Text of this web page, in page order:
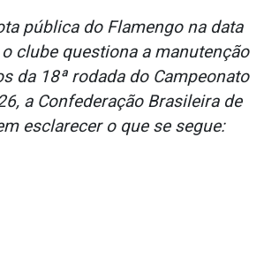
pública do Flamengo na data
clube questiona a manutenção
da 18ª rodada do Campeonato
a Confederação Brasileira de
esclarecer o que se segue: